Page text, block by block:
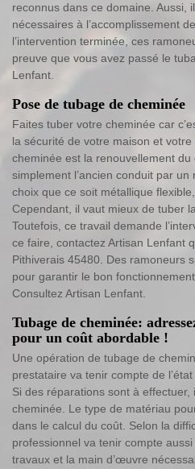
reconnus dans ce domaine. Aussi,
nécessaires à l’accomplissement
l’intervention terminée, ces
preuve que vous avez passé le
Lenfant.
Pose de tubage de cheminée
Faites tuber votre cheminée car
la sécurité de votre maison et
cheminée est la renouvellement
simplement l’ancien conduit par
choix que ce soit métallique
Cependant, il vaut mieux de tuber
Toutefois, ce travail demande
ce faire, contactez Artisan Lenfant
Pithiverais 45480. Des ramoneurs
pour garantir le bon
Consultez Artisan Lenfant.
Tubage de cheminée:
pour un coût abordable !
Une opération de tubage de
prestataire va tenir compte de
Si des réparations sont à effectuer,
cheminée. Le type de matériau
dans le calcul du coût. Selon la
professionnel va tenir compte
travaux et la main d’œuvre